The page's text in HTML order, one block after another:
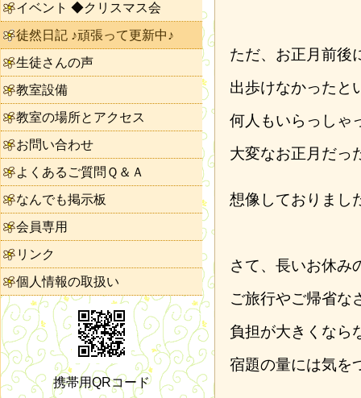
ただ、お正月前後
出歩けなかったと
何人もいらっしゃ
大変なお正月だ
想像しておりまし
さて、長いお休み
ご旅行やご帰省な
負担が大きくなら
宿題の量には気を
イベント ◆クリスマス会
徒然日記 ♪頑張って更新中♪
生徒さんの声
教室設備
教室の場所とアクセス
お問い合わせ
よくあるご質問Ｑ＆Ａ
なんでも掲示板
会員専用
リンク
個人情報の取扱い
携帯用QRコード